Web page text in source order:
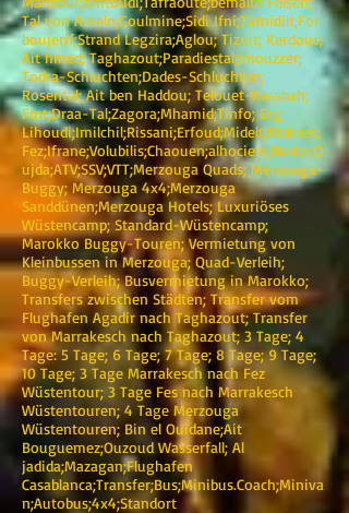
Tal von Ameln;Goulmine;Sidi Ifni;Tafnidilt;For
boujerif;Strand Legzira;Aglou; Tiznit; Kerdous;
Ait hmed; Taghazout;Paradiestal;Imouzzer;
Todra-Schluchten;Dades-Schluchten;
Rosental; Ait ben Haddou; Telouet-Kassbah;
Fint;Draa-Tal;Zagora;Mhamid;Tinfo; Erg
Lihoudi;Imilchil;Rissani;Erfoud;Midelt;Meknes;
Fez;Ifrane;Volubilis;Chaouen;alhociem;Nador;O
ujda;ATV;SSV;VTT;Merzouga Quads; Merzouga-
Buggy; Merzouga 4x4;Merzouga
Sanddünen;Merzouga Hotels; Luxuriöses
Wüstencamp; Standard-Wüstencamp;
Marokko Buggy-Touren; Vermietung von
Kleinbussen in Merzouga; Quad-Verleih;
Buggy-Verleih; Busvermietung in Marokko;
Transfers zwischen Städten; Transfer vom
Flughafen Agadir nach Taghazout; Transfer
von Marrakesch nach Taghazout; 3 Tage; 4
Tage: 5 Tage; 6 Tage; 7 Tage; 8 Tage; 9 Tage;
10 Tage; 3 Tage Marrakesch nach Fez
Wüstentour; 3 Tage Fes nach Marrakesch
Wüstentouren; 4 Tage Merzouga
Wüstentouren; Bin el Ouidane;Ait
Bouguemez;Ouzoud Wasserfall; Al
jadida;Mazagan;Flughafen
Casablanca;Transfer;Bus;Minibus.Coach;Miniva
n;Autobus;4x4;Standort